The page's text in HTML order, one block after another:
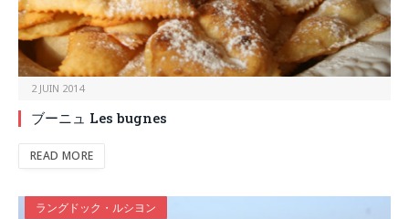
2 JUIN 2014
ブーニュ Les bugnes
READ MORE
ラングドック・ルシヨン